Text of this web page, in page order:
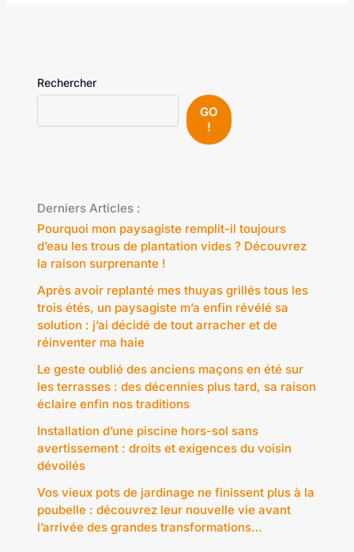
Rechercher
GO
!
Derniers Articles :
Pourquoi mon paysagiste remplit-il toujours
d’eau les trous de plantation vides ? Découvrez
la raison surprenante !
Après avoir replanté mes thuyas grillés tous les
trois étés, un paysagiste m’a enfin révélé sa
solution : j’ai décidé de tout arracher et de
réinventer ma haie
Le geste oublié des anciens maçons en été sur
les terrasses : des décennies plus tard, sa raison
éclaire enfin nos traditions
Installation d’une piscine hors-sol sans
avertissement : droits et exigences du voisin
dévoilés
Vos vieux pots de jardinage ne finissent plus à la
poubelle : découvrez leur nouvelle vie avant
l’arrivée des grandes transformations…